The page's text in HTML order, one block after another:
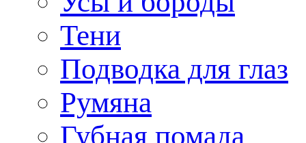
Тени
Подводка для глаз
Румяна
Губная помада